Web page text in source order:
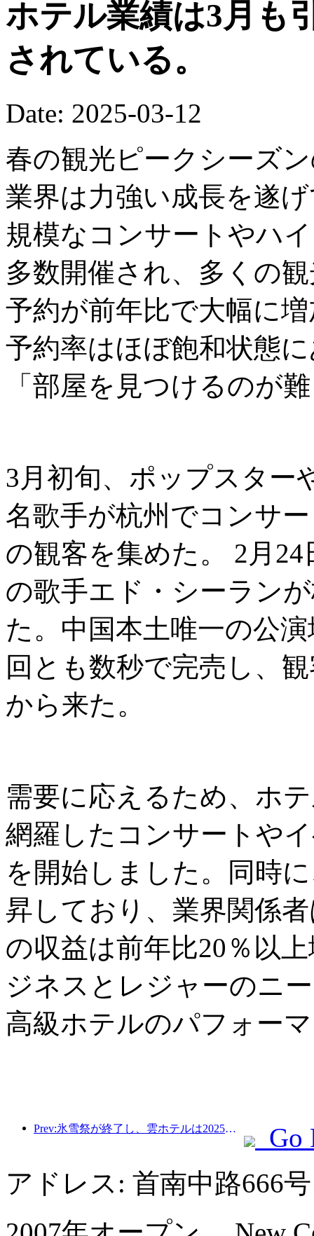
ホテル業績は3月も
されている。
Date: 2025-03-12
春の観光ピークシーズ
業界は力強い成長を遂
規模なコンサートやハ
多数開催され、多くの
予約が前年比で大幅に
予約率はほぼ飽和状態
「部屋を見つけるのが
3月初旬、ポップスター
名歌手が杭州でコンサ
の観客を集めた。 2月
の歌手エド・シーラン
た。中国本土唯一の公
回とも数秒で完売し、
から来た。
需要に応えるため、ホ
網羅したコンサートや
を開始しました。同時
昇しており、業界関係
の収益は前年比20％以
ジネスとレジャーのニ
高級ホテルのパフォー
Prev:氷雪祭が終了し、雲ホテルは2025年の最初の「富」の波を持ち帰った
Go
アドレス: 首南中路666